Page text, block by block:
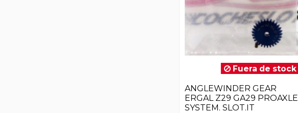
Fuera de stock
ANGLEWINDER GEAR
ERGAL Z29 GA29 PROAXLE
SYSTEM. SLOT.IT